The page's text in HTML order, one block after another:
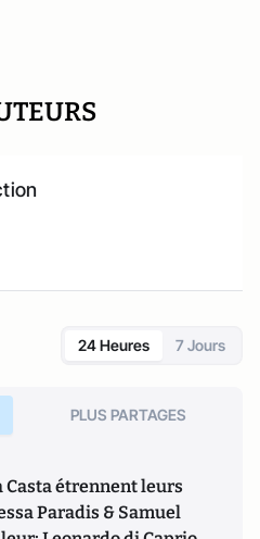
24 Heures 7 Jours
PLUS PARTAGES
Casta étrennent leurs
Paradis & Samuel